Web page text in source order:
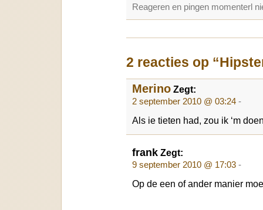
Reageren en pingen momenterl
2 reacties op
Merino Zegt:
2 september 2010 @ 03:24 -
Als ie tieten had, zou ik ‘m
frank Zegt:
9 september 2010 @ 17:03 -
Op de een of ander manier